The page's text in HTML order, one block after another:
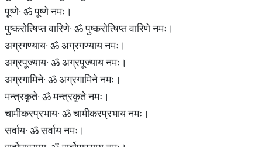
पूष्णे: ॐ पूष्णे नमः।
पुष्करोत्षिप्त वारिणे: ॐ पुष्करोत्षिप्त वारिणे नमः।
अग्रगण्याय: ॐ अग्रगण्याय नमः।
अग्रपूज्याय: ॐ अग्रपूज्याय नमः।
अग्रगामिने: ॐ अग्रगामिने नमः।
मन्त्रकृते: ॐ मन्त्रकृते नमः।
चामीकरप्रभाय: ॐ चामीकरप्रभाय नमः।
सर्वाय: ॐ सर्वाय नमः।